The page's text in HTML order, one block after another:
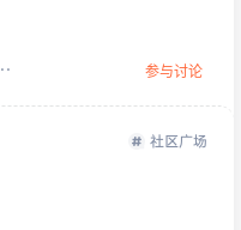
参与讨论
社区广场